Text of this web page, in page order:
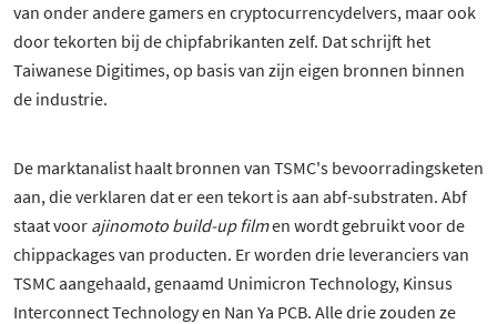
van onder andere gamers en cryptocurrencydelvers, maar ook
door tekorten bij de chipfabrikanten zelf. Dat schrijft het
Taiwanese Digitimes, op basis van zijn eigen bronnen binnen
de industrie.
De marktanalist haalt bronnen van TSMC's bevoorradingsketen
aan, die verklaren dat er een tekort is aan abf-substraten. Abf
staat voor ajinomoto build-up filmen wordt gebruikt voor de
chippackages van producten. Er worden drie leveranciers van
TSMC aangehaald, genaamd Unimicron Technology, Kinsus
Interconnect Technology en Nan Ya PCB. Alle drie zouden ze